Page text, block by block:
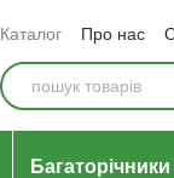
Каталог Про нас
Відгуки про
Багаторічники